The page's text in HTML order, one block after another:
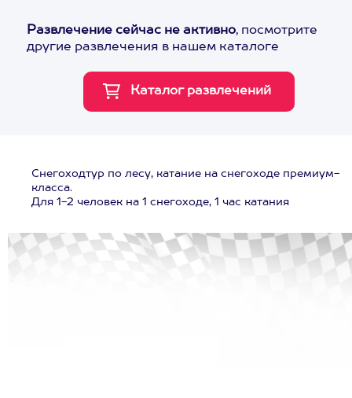
Развлечение сейчас не активно, посмотрите
другие развлечения в нашем каталоге
Снегоходтур по лесу, катание на снегоходе премиум-
класса.
Для 1-2 человек на 1 снегоходе, 1 час катания